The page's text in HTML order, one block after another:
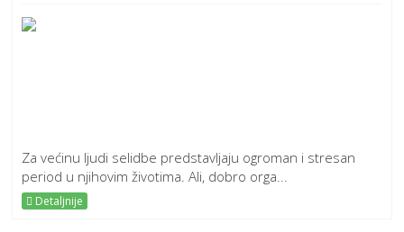
Za većinu ljudi selidbe predstavljaju ogroman i stresan
period u njihovim životima. Ali, dobro orga...
Detaljnije